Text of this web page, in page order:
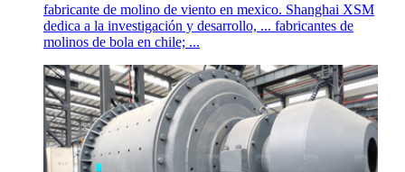
fabricante de molino de viento en mexico. Shanghai XSM
dedica a la investigación y desarrollo, ... fabricantes de
molinos de bola en chile; ...